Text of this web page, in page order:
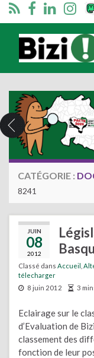
CATÉGORIE :
8241
JUIN
08
2012
Classé dans Accueil
télecharger
8 juin 2012
3
Eclairage sur le
d’Evaluation de
classement des
fonction de leur